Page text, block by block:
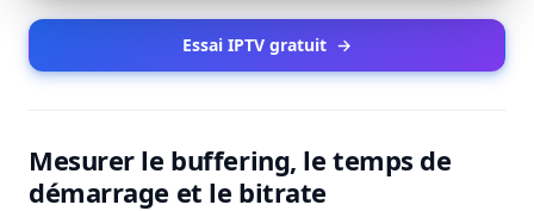
Essai IPTV gratuit →
Mesurer le buffering, le temps de
démarrage et le bitrate